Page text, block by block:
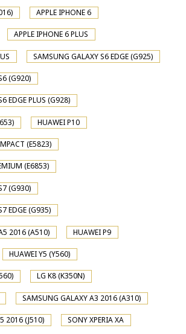
APPLE IPHONE 6
APPLE IPHONE 6 PLUS
SAMSUNG GALAXY S6 EDGE (G925)
(G920)
EDGE PLUS (G928)
HUAWEI P10
(E5823)
(E6853)
(G930)
EDGE (G935)
2016 (A510) HUAWEI P9
HUAWEI Y5 (Y560)
LG K8 (K350N)
SAMSUNG GALAXY A3 2016 (A310)
2016 (J510) SONY XPERIA XA